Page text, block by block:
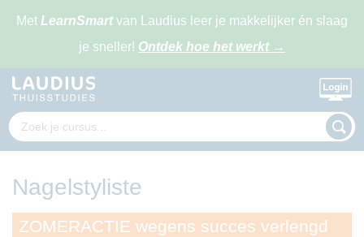
Met LearnSmartvan Laudius leer je makkelijker én slaag
je sneller! Ontdek hoe het werkt →
Nagelstyliste
ZOMERACTIE wegens succes verlengd